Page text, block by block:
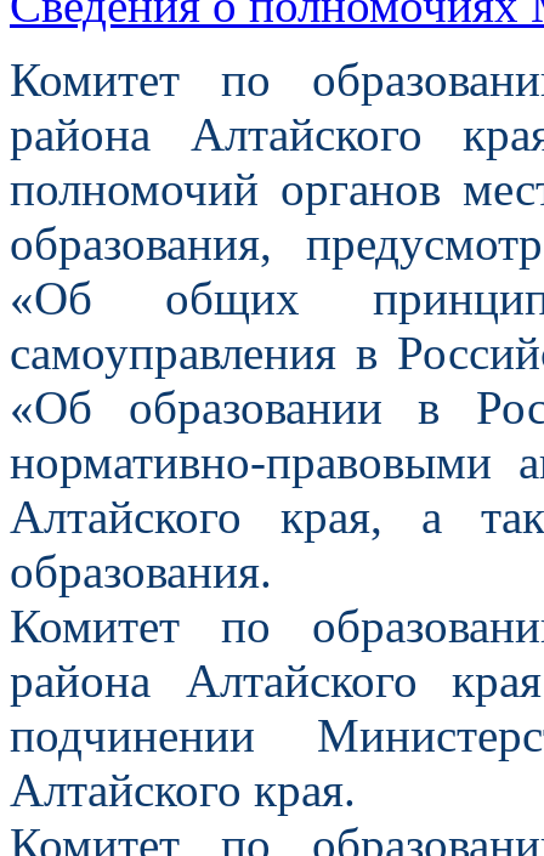
Комитет по
района Алтайского
полномочий органов
образования,
«Об общих
самоуправления в
«Об образовании в
нормативно-правовыми
Алтайского края, а
образования.
Комитет по
района Алтайского края
подчинении
Алтайского края.
Комитет по